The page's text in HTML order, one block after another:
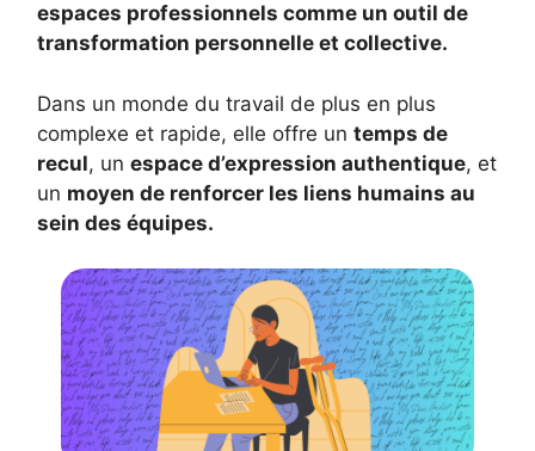
espaces professionnels comme un outil de
transformation personnelle et collective.
Dans un monde du travail de plus en plus
complexe et rapide, elle offre un temps de
recul, un espace d’expression authentique, et
un moyen de renforcer les liens humains au
sein des équipes.